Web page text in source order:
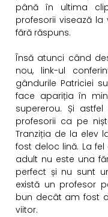
până în ultima
profesorii visează
fără răspuns.
Însă atunci când
nou, link-ul
gândurile Patriciei
face apariția în
supererou. Și
profesorii ca pe
Tranziția de la elev
fost deloc lină. La
adult nu este una
perfect și nu sunt
există un profesor
bun decât am fost
viitor.